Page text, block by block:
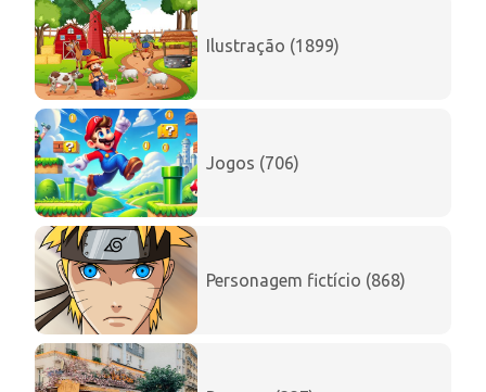
Ilustração (1899)
Jogos (706)
Personagem fictício (868)